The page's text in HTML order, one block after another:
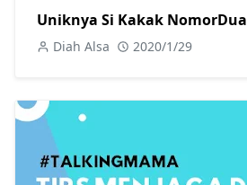
Uniknya Si Kakak NomorDua
Diah Alsa 2020/1/29